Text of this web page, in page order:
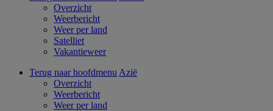
Overzicht
Weerbericht
Weer per land
Satelliet
Vakantieweer
Terug naar hoofdmenu Azië
Overzicht
Weerbericht
Weer per land